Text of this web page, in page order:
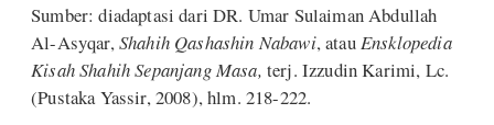
Sumber: diadaptasi dari DR. Umar Sulaiman Abdullah
Al-Asyqar,Shahih Qashashin Nabawi, atauEnsklopedia
Kisah Shahih SepanjangMasa, terj. Izzudin Karimi, Lc.
(Pustaka Yassir, 2008), hlm. 218-222.